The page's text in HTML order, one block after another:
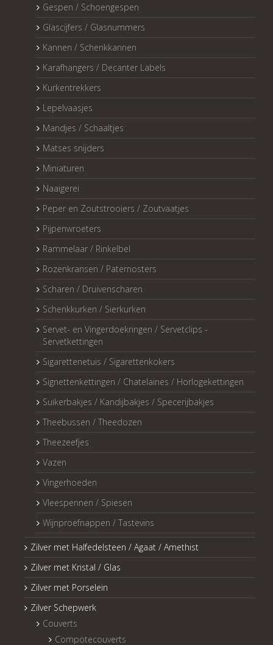
Gespen / Schoengespen
Glascijfers / Glasnummers
Kannen / Schenkkannen
Karafhangers / Decanter Labels
Kurkentrekkers
Lepelvaasjes
Mandjes / Schaaltjes
Matses snijders
Miniaturen
Naaigerei
Peper en Zoutstrooiers / Zoutvaatjes
Pijpenwroeters
Rammelaar / Rinkelbel
Rozenkransen / Paternosters
Scharen / Druivenscharen
Schenkkurken / Sierkurken
Servet- en Vingerdoekringen / Servetclips -
Servetkettingen
Sigarettenetuis / Sigarettenkokers
Signettenkettingen / Chatelaines / Horlogekettingen
Suikerbakjes / Kandijbakjes / Specerijbakjes
Theebussen / Theedozen
Theezeefjes
Vazen
Vingerhoeden
Vleespennen / Spiesen
Wijnproefnappen / Tastevins
Zilver met Halfedelsteen / Agaat / Amethist
Zilver met Kristal / Glas
Zilver met Porselein
Zilver Schepwerk
Couverts
Compotecouverts